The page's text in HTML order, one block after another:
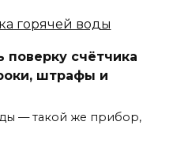
поверку счётчика
штрафы и
— такой же прибор,